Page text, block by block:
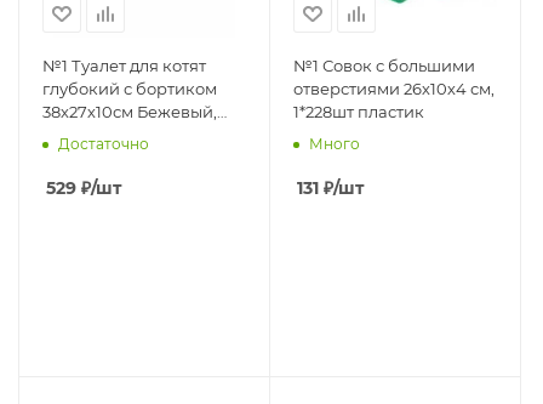
№1 Туалет для котят
глубокий с бортиком
38х27х10см Бежевый,
1х25шт
Достаточно
529 ₽/шт
№1 Совок с большими
отверстиями 26х10х4 см,
1*228шт пластик
Много
131 ₽/шт